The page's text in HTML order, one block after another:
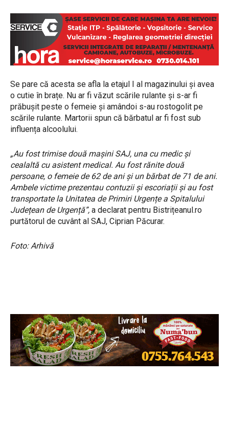
Se pare că acesta se afla la etajul I al magazinului și avea
o cutie în brațe. Nu ar fi văzut scările rulante și s-ar fi
prăbușit peste o femeie și amândoi s-au rostogolit pe
scările rulante. Martorii spun că bărbatul ar fi fost sub
influența alcoolului.
„Au fost trimise două mașini SAJ, una cu medic și
cealaltă cu asistent medical. Au fost rănite două
persoane, o femeie de 62 de ani și un bărbat de 71 de ani.
Ambele victime prezentau contuzii și escoriații și au fost
transportate la Unitatea de Primiri Urgențe a Spitalului
Județean de Urgență”, a declarat pentru Bistrițeanul.ro
purtătorul de cuvânt al SAJ, Ciprian Păcurar.
Foto: Arhivă